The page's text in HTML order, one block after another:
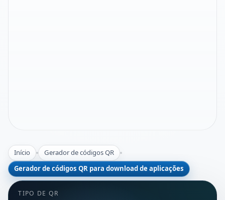
Início
Gerador de códigos QR
Gerador de códigos QR para download de aplicações
TIPO DE QR